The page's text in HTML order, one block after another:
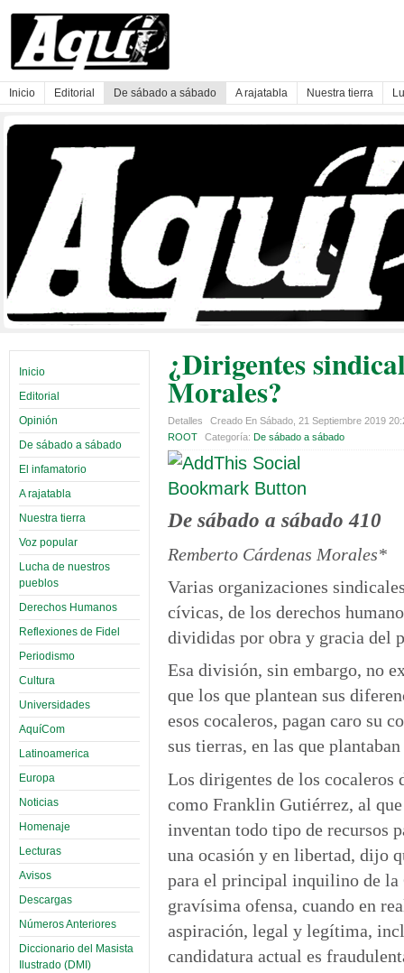
Inicio Editorial De sábado a sábado A rajatabla Nuestra tierra
Inicio
Editorial
Opinión
De sábado a sábado
El infamatorio
A rajatabla
Nuestra tierra
Voz popular
Lucha de nuestros
pueblos
Derechos Humanos
Reflexiones de Fidel
Periodismo
Cultura
Universidades
AquíCom
Latinoamerica
Europa
Noticias
Homenaje
Lecturas
Avisos
Descargas
Números Anteriores
Diccionario del Masista
Ilustrado (DMI)
¿Dirigentes
Morales?
Detalles
Creado En Sábado, 21 Septiembre 2019
ROOT
Categoría: De sábado a sábado
De sábado a sábado 410
Remberto Cárdenas Morales*
Varias organizaciones
cívicas, de los derechos
divididas por obra y gracia del
Esa división, sin embargo, no
que los que plantean sus
esos cocaleros, pagan caro su
sus tierras, en las que
Los dirigentes de los cocaleros
como Franklin Gutiérrez, al
inventan todo tipo de recursos
una ocasión y en libertad, dijo
para el principal inquilino de la
gravísima ofensa, cuando en
aspiración, legal y legítima,
candidatura actual es